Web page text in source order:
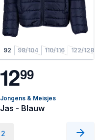
92 98/104 110/116 122/128
1299
Jongens & Meisjes
Jas - Blauw
2